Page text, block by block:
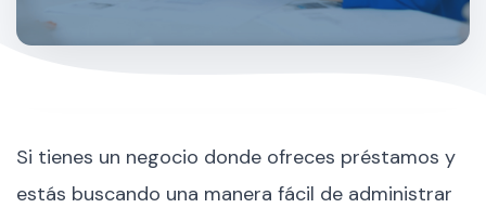
Si tienes un negocio donde ofreces préstamos y
estás buscando una manera fácil de administrar